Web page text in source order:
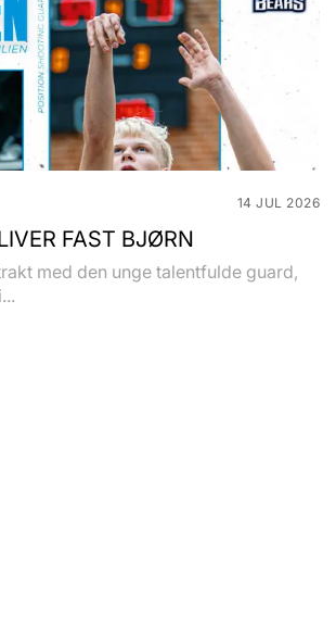
14 JUL 2026
FAST BJØRN
med den unge talentfulde guard,